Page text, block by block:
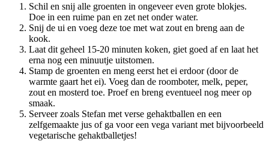
Schil en snij alle groenten in ongeveer even grote blokjes.
Doe in een ruime pan en zet net onder water.
Snij de ui en voeg deze toe met wat zout en breng aan de
kook.
Laat dit geheel 15-20 minuten koken, giet goed af en laat het
erna nog een minuutje uitstomen.
Stamp de groenten en meng eerst het ei erdoor (door de
warmte gaart het ei). Voeg dan de roomboter, melk, peper,
zout en mosterd toe. Proef en breng eventueel nog meer op
smaak.
Serveer zoals Stefan met verse gehaktballen en een
zelfgemaakte jus of ga voor een vega variant met bijvoorbeeld
vegetarische gehaktballetjes!